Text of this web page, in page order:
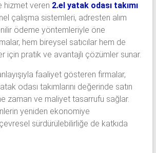
hizmet veren 2.el yatak odası takımı
çalışma sistemleri, adresten alım
ödeme yöntemleriyle öne
hem bireysel satıcılar hem de
için pratik ve avantajlı çözümler sunar.
faaliyet gösteren firmalar,
odası takımlarını değerinde satın
zaman ve maliyet tasarrufu sağlar.
yeniden ekonomiye
çevresel sürdürülebilirliğe de katkıda